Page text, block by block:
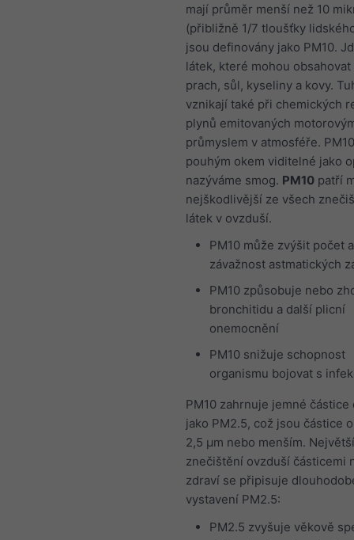
mají průměr menší než 10
(přibližně 1/7 tloušťky
jsou definovány jako PM10.
látek, které mohou obsahovat
prach, sůl, kyseliny a kovy.
vznikají také při chemických
plynů emitovaných
průmyslem v atmosféře.
pouhým okem viditelné jako
nazýváme smog. PM10 patří
nejškodlivější ze všech
látek v ovzduší.
PM10 může zvýšit počet a
závažnost astmatických
PM10 způsobuje nebo
bronchitidu a další plicní
onemocnění
PM10 snižuje schopnost
organismu bojovat s
PM10 zahrnuje jemné
jako PM2.5, což jsou částice
2,5 μm nebo menším.
znečištění ovzduší částicemi
zdraví se připisuje
vystavení PM2.5:
PM2.5 zvyšuje věkově